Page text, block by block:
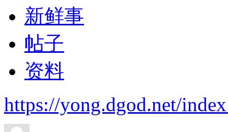
新鲜事
帖子
资料
https://yong.dgod.net/